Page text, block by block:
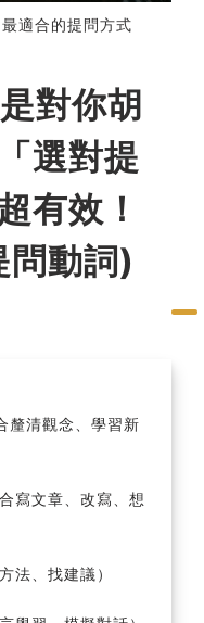
適合的提問方式
對你胡
選對提
有效！
動詞)
釐清觀念、學習新
寫文章、改寫、想
法、找建議）